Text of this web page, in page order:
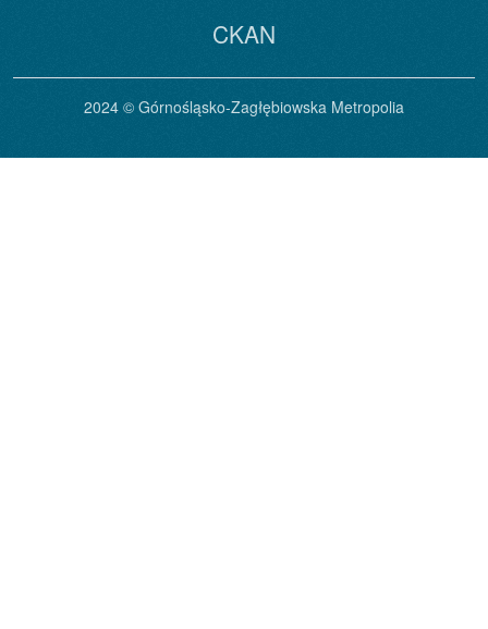
CKAN
2024 © Górnośląsko-Zagłębiowska Metropolia